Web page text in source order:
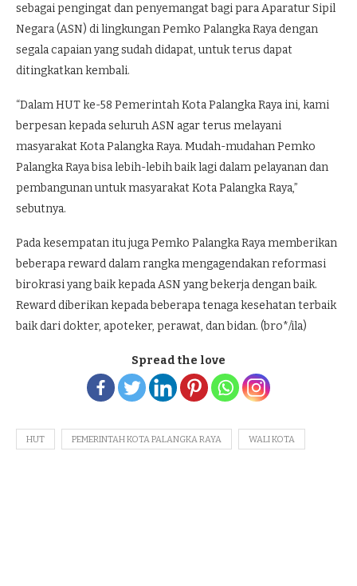
sebagai pengingat dan penyemangat bagi para Aparatur Sipil
Negara (ASN) di lingkungan Pemko Palangka Raya dengan
segala capaian yang sudah didapat, untuk terus dapat
ditingkatkan kembali.
“Dalam HUT ke-58 Pemerintah Kota Palangka Raya ini, kami
berpesan kepada seluruh ASN agar terus melayani
masyarakat Kota Palangka Raya. Mudah-mudahan Pemko
Palangka Raya bisa lebih-lebih baik lagi dalam pelayanan dan
pembangunan untuk masyarakat Kota Palangka Raya,”
sebutnya.
Pada kesempatan itu juga Pemko Palangka Raya memberikan
beberapa reward dalam rangka mengagendakan reformasi
birokrasi yang baik kepada ASN yang bekerja dengan baik.
Reward diberikan kepada beberapa tenaga kesehatan terbaik
baik dari dokter, apoteker, perawat, dan bidan. (bro*/ila)
Spread the love
HUT PEMERINTAH KOTA PALANGKA RAYA WALI KOTA